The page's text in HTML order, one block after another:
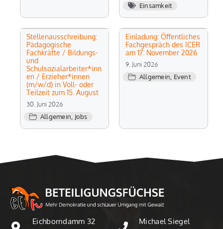
Einsamkeit
Stellenausschreibung:
Pädagogische
Fachkräfte / Bildungs-
und
Schulsozialarbeiter*inn
en / Erzieher*innen
(m/w/d) in Voll- oder
Teilzeit zum 15. August
30. Juni 2026
Allgemein Jobs
Einladung: Öffentliches
Fachgespräch des ICER
am 17. November 2026
9. Juni 2026
Allgemein Event
Eichborndamm 32
Michael Siegel